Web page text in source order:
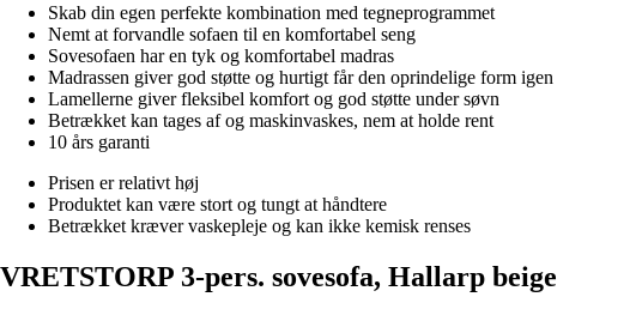
Skab din egen perfekte kombination med tegneprogrammet
Nemt at forvandle sofaen til en komfortabel seng
Sovesofaen har en tyk og komfortabel madras
Madrassen giver god støtte og hurtigt får den oprindelige form igen
Lamellerne giver fleksibel komfort og god støtte under søvn
Betrækket kan tages af og maskinvaskes, nem at holde rent
10 års garanti
Prisen er relativt høj
Produktet kan være stort og tungt at håndtere
Betrækket kræver vaskepleje og kan ikke kemisk renses
VRETSTORP 3-pers. sovesofa, Hallarp beige